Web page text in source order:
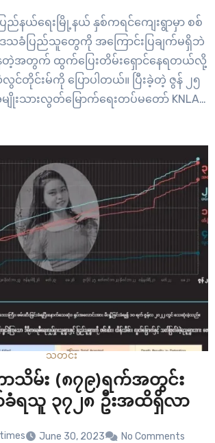
ပြည်နယ်ရေးမြို့နယ် နှစ်ကရင်ကျေးရွာမှာ စစ်
သခံပြည်သူတွေကို အကြောင်းပြချက်မရှိဘဲ
အတွက် ထွက်ပြေးတိမ်းရှောင်နေရတယ်လို့
တိုင်းမ်ကို ပြောပါတယ်။ ပြီးခဲ့တဲ့ ဇွန် ၂၅
းသားလွတ်မြောက်ရေးတပ်မတော် KNLA နဲ့
မရှိဘဲ လိုက်လံဖမ်းဆီးနေတာပါ။ စစ်ကောင်စီ
တပ်ဟာ ဇွန် ၂၉…
သတင်း
သိမ်း (၈၇၉)ရက်အတွင်း
ရသူ ၃၇၂၈ ဦးအထိရှိလာ
June 30, 2023 No Comments